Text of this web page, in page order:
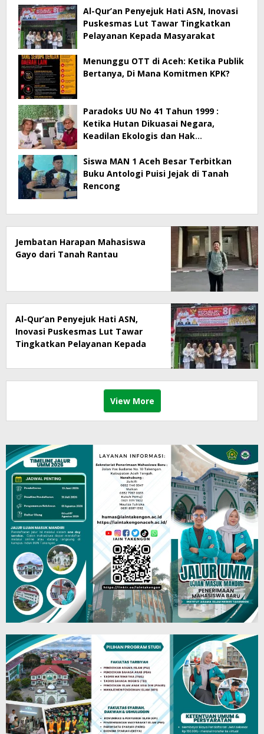
Al-Qur’an Penyejuk Hati ASN, Inovasi
Puskesmas Lut Tawar Tingkatkan
Pelayanan Kepada Masyarakat
Menunggu OTT di Aceh: Ketika Publik
Bertanya, Di Mana Komitmen KPK?
Paradoks UU No 41 Tahun 1999 :
Ketika Hutan Dikuasai Negara,
Keadilan Ekologis dan Hak
Siswa MAN 1 Aceh Besar Terbitkan
Buku Antologi Puisi Jejak di Tanah
Rencong
Jembatan Harapan Mahasiswa
Gayo dari Tanah Rantau
Al-Qur’an Penyejuk Hati ASN,
Inovasi Puskesmas Lut Tawar
Tingkatkan Pelayanan Kepada
View More